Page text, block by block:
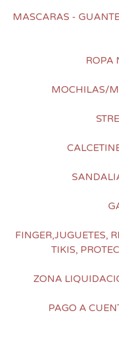
MASCARAS -
ROPA
MOCHILAS/
FINGER,JUGUETES,
TIKIS,
ZONA
PAGO A